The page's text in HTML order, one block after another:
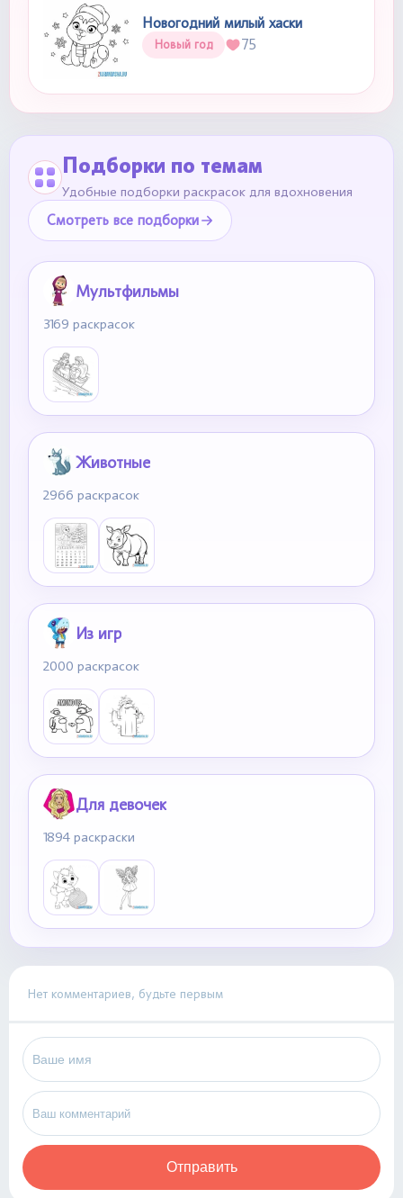
Новогодний милый хаски
Новый год 75
Подборки по темам
Удобные подборки раскрасок для вдохновения
Смотреть все подборки
Мультфильмы
3169 раскрасок
Животные
2966 раскрасок
Из игр
2000 раскрасок
Для девочек
1894 раскраски
Нет комментариев, будьте первым
Отправить